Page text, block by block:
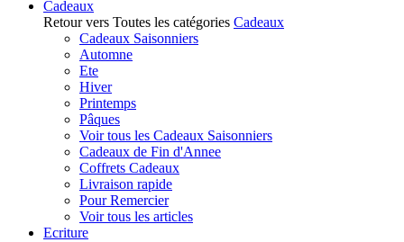
Cadeaux
Retour vers Toutes les catégories Cadeaux
Cadeaux Saisonniers
Automne
Ete
Hiver
Printemps
Pâques
Voir tous les Cadeaux Saisonniers
Cadeaux de Fin d'Annee
Coffrets Cadeaux
Livraison rapide
Pour Remercier
Voir tous les articles
Ecriture